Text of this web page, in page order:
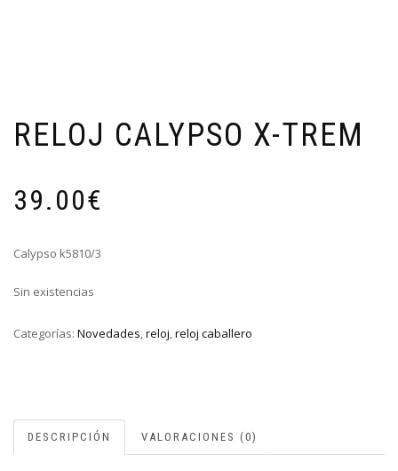
RELOJ CALYPSO X-TREM
39.00€
Calypso k5810/3
Sin existencias
Categorías: Novedades reloj reloj caballero
DESCRIPCIÓN VALORACIONES (0)